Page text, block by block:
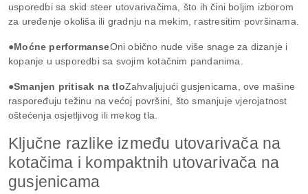
usporedbi sa skid steer utovarivačima, što ih čini boljim izborom
za uređenje okoliša ili gradnju na mekim, rastresitim površinama.
●Moćne performanseOni obično nude više snage za dizanje i
kopanje u usporedbi sa svojim kotačnim pandanima.
●Smanjen pritisak na tloZahvaljujući gusjenicama, ove mašine
raspoređuju težinu na većoj površini, što smanjuje vjerojatnost
oštećenja osjetljivog ili mekog tla.
Ključne razlike između utovarivača na
kotačima i kompaktnih utovarivača na
gusjenicama